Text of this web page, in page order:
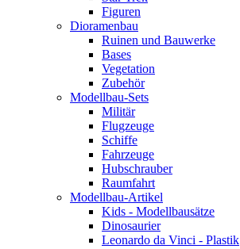
Figuren
Dioramenbau
Ruinen und Bauwerke
Bases
Vegetation
Zubehör
Modellbau-Sets
Militär
Flugzeuge
Schiffe
Fahrzeuge
Hubschrauber
Raumfahrt
Modellbau-Artikel
Kids - Modellbausätze
Dinosaurier
Leonardo da Vinci - Plastik